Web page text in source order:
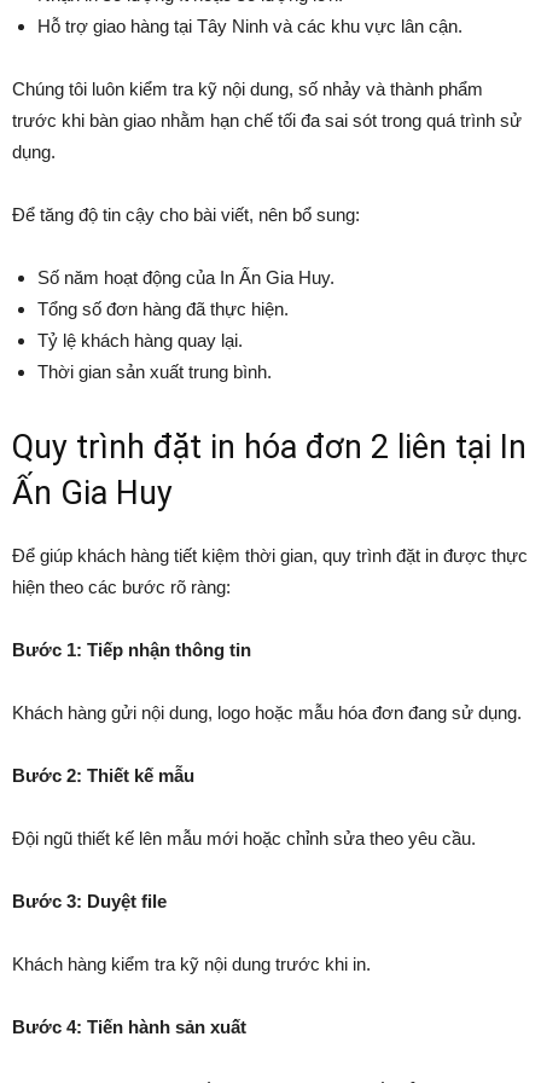
Hỗ trợ giao hàng tại Tây Ninh và các khu vực lân cận.
Chúng tôi luôn kiểm tra kỹ nội dung, số nhảy và thành phẩm
trước khi bàn giao nhằm hạn chế tối đa sai sót trong quá trình sử
dụng.
Để tăng độ tin cậy cho bài viết, nên bổ sung:
Số năm hoạt động của In Ấn Gia Huy.
Tổng số đơn hàng đã thực hiện.
Tỷ lệ khách hàng quay lại.
Thời gian sản xuất trung bình.
Quy trình đặt in hóa đơn 2 liên tại In
Ấn Gia Huy
Để giúp khách hàng tiết kiệm thời gian, quy trình đặt in được thực
hiện theo các bước rõ ràng:
Bước 1: Tiếp nhận thông tin
Khách hàng gửi nội dung, logo hoặc mẫu hóa đơn đang sử dụng.
Bước 2: Thiết kế mẫu
Đội ngũ thiết kế lên mẫu mới hoặc chỉnh sửa theo yêu cầu.
Bước 3: Duyệt file
Khách hàng kiểm tra kỹ nội dung trước khi in.
Bước 4: Tiến hành sản xuất